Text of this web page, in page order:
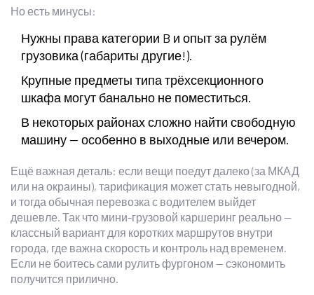
Но есть минусы:
Нужны права категории B и опыт за рулём
грузовика (габариты другие!).
Крупные предметы типа трёхсекционного
шкафа могут банально не поместиться.
В некоторых районах сложно найти свободную
машину — особенно в выходные или вечером.
Ещё важная деталь: если вещи поедут далеко (за МКАД
или на окраины), тарификация может стать невыгодной,
и тогда обычная перевозка с водителем выйдет
дешевле. Так что мини-грузовой каршеринг реально —
классный вариант для коротких маршрутов внутри
города, где важна скорость и контроль над временем.
Если не боитесь сами рулить фургоном — сэкономить
получится прилично.